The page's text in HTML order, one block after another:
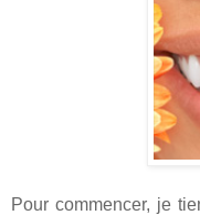
Pour commencer, je